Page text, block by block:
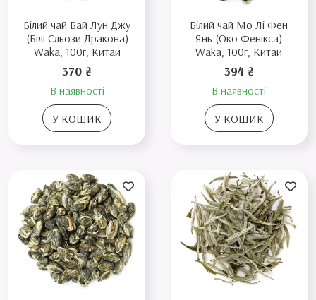
Білий чай Бай Лун Джу
(Білі Сльози Дракона)
Waka, 100г, Китай
370 ₴
В наявності
У КОШИК
Білий чай Мо Лі Фен
Янь (Око Фенікса)
Waka, 100г, Китай
394 ₴
В наявності
У КОШИК